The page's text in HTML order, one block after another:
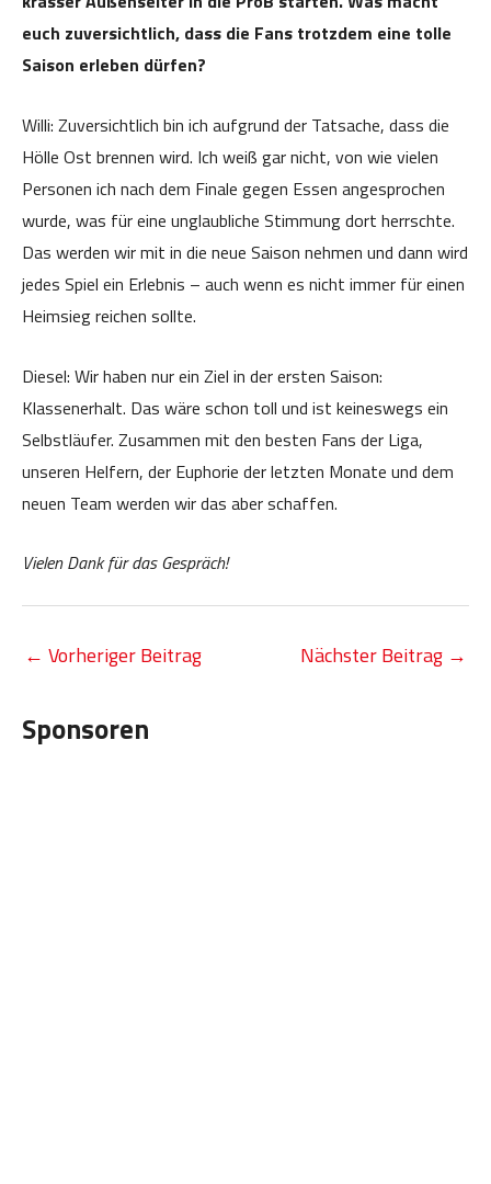
euch zuversichtlich, dass die Fans trotzdem eine tolle
Saison erleben dürfen?
Willi: Zuversichtlich bin ich aufgrund der Tatsache, dass die
Hölle Ost brennen wird. Ich weiß gar nicht, von wie vielen
Personen ich nach dem Finale gegen Essen angesprochen
wurde, was für eine unglaubliche Stimmung dort herrschte.
Das werden wir mit in die neue Saison nehmen und dann wird
jedes Spiel ein Erlebnis – auch wenn es nicht immer für einen
Heimsieg reichen sollte.
Diesel: Wir haben nur ein Ziel in der ersten Saison:
Klassenerhalt. Das wäre schon toll und ist keineswegs ein
Selbstläufer. Zusammen mit den besten Fans der Liga,
unseren Helfern, der Euphorie der letzten Monate und dem
neuen Team werden wir das aber schaffen.
Vielen Dank für das Gespräch!
← Vorheriger Beitrag Nächster Beitrag →
Sponsoren